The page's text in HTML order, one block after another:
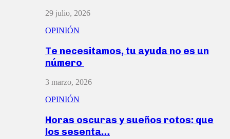
29 julio, 2026
OPINIÓN
Te necesitamos, tu ayuda no es un
número
3 marzo, 2026
OPINIÓN
Horas oscuras y sueños rotos: que
los sesenta…